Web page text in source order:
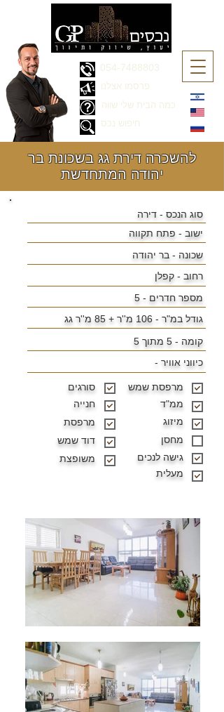
054-7488803
כמה הבית שלי שווה
פרסמו אצלנו
חיפוש נכס
להשכרה דירת גג בשכונת בר
יהודה המתחדשת
סוג הנכס - דירה
ישוב - פתח תקווה
שכונה - בר יהודה
רחוב - קפלן
מספר חדרים - 5
גודל במ"ר - 106 מ''ר + 85 מ''ר גג
קומה - 5 מתוך 5
כיווני אוויר -
סורגים
חנייה
מרפסת
דוד שמש
משופצת
מרפסת שמש
ממ"ד
מיזוג
מחסן
גישה לנכים
מעלית